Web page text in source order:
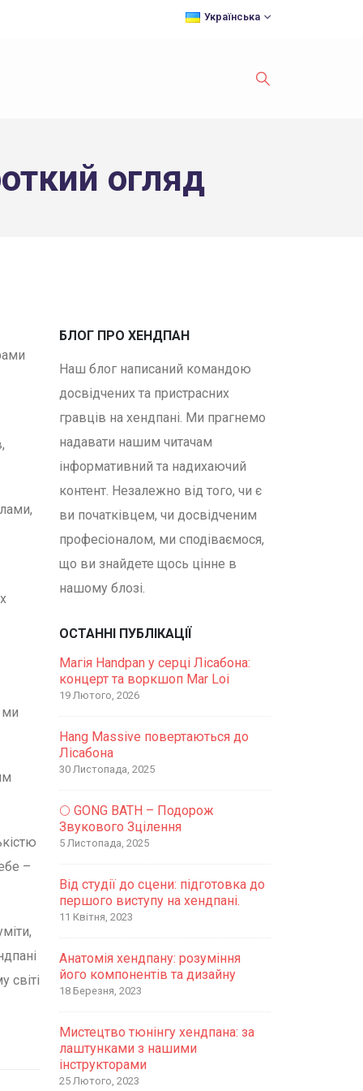
Українська
огляд
ми
–
світі
БЛОГ ПРО ХЕНДПАН
Наш блог написаний командою
досвідчених та пристрасних
гравців на хендпані. Ми прагнемо
надавати нашим читачам
інформативний та надихаючий
контент. Незалежно від того, чи є
ви початківцем, чи досвідченим
професіоналом, ми сподіваємося,
що ви знайдете щось цінне в
нашому блозі.
ОСТАННІ ПУБЛІКАЦІЇ
Магія Handpan у серці Лісабона:
концерт та воркшоп Mar Loi
19 Лютого, 2026
Hang Massive повертаються до
Лісабона
30 Листопада, 2025
🌕 GONG BATH – Подорож
Звукового Зцілення
5 Листопада, 2025
Від студії до сцени: підготовка до
першого виступу на хендпані.
11 Квітня, 2023
Анатомія хендпану: розуміння
його компонентів та дизайну
18 Березня, 2023
Мистецтво тюнінгу хендпана: за
лаштунками з нашими
інструкторами
25 Лютого, 2023